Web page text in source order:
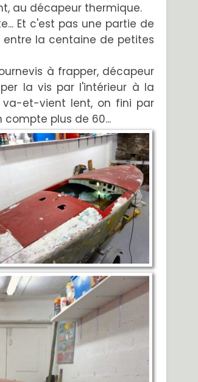
au décapeur thermique.
Et c'est pas une partie de
entre la centaine de petites
à frapper, décapeur
la vis par l'intérieur à la
et-vient lent, on fini par
plus de 60...